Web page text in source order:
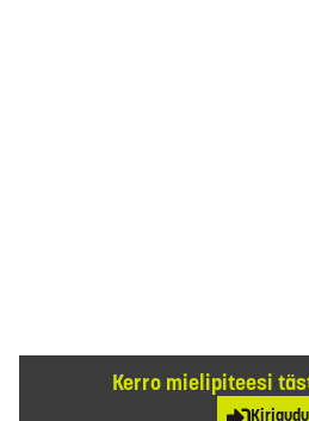
Kerro mielipiteesi
Kirjaudu